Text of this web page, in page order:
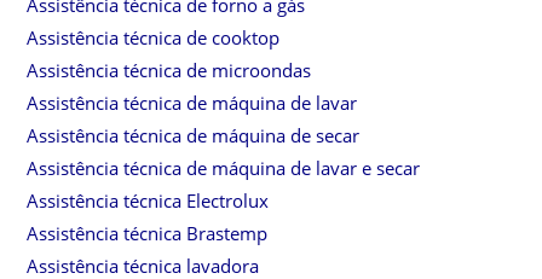
Assistência técnica de cooktop
Assistência técnica de microondas
Assistência técnica de máquina de lavar
Assistência técnica de máquina de secar
Assistência técnica de máquina de lavar e secar
Assistência técnica Electrolux
Assistência técnica Brastemp
Assistência técnica lavadora